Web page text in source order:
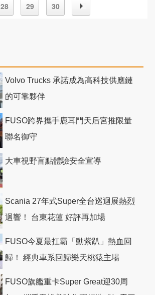
28
29 30
Volvo Trucks 承諾成為高科技供應鏈
的可靠夥伴
FUSO跨界攜手鹿耳門天后宮推限量
聯名御守
大車視野盲點體驗安全宣導
Scania 27年式Super全台巡迴展熱烈
迴響！ 台東花蓮 好評再加場
FUSO今夏最扛霸「動紫趴」熱血回
歸！ 經典車系回歸樂天桃猿主場
FUSO旗艦重卡Super Great迎30周